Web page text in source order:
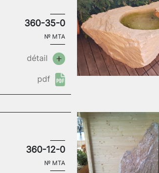
360-35-0
№ MTA
détail
pdf
360-12-0
№ MTA